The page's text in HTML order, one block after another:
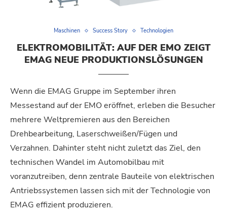
Maschinen Success Story Technologien
ELEKTROMOBILITÄT: AUF DER EMO ZEIGT
EMAG NEUE PRODUKTIONSLÖSUNGEN
Wenn die EMAG Gruppe im September ihren
Messestand auf der EMO eröffnet, erleben die Besucher
mehrere Weltpremieren aus den Bereichen
Drehbearbeitung, Laserschweißen/Fügen und
Verzahnen. Dahinter steht nicht zuletzt das Ziel, den
technischen Wandel im Automobilbau mit
voranzutreiben, denn zentrale Bauteile von elektrischen
Antriebssystemen lassen sich mit der Technologie von
EMAG effizient produzieren.